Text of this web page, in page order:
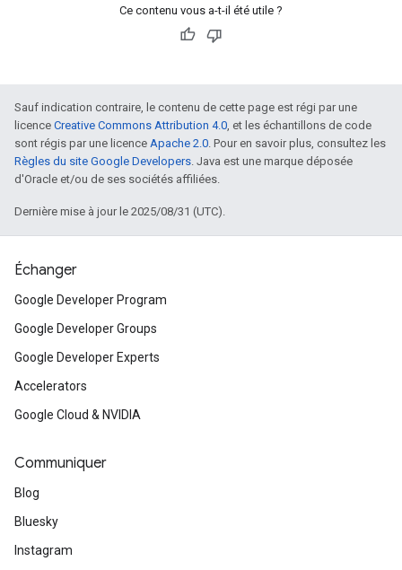
Ce contenu vous a-t-il été utile ?
Sauf indication contraire, le contenu de cette page est régi par une
licence Creative Commons Attribution 4.0 , et les échantillons de code
sont régis par une licence Apache 2.0 . Pour en savoir plus, consultez les
Règles du site Google Developers . Java est une marque déposée
d'Oracle et/ou de ses sociétés affiliées.
Dernière mise à jour le 2025/08/31 (UTC).
Échanger
Google Developer Program
Google Developer Groups
Google Developer Experts
Accelerators
Google Cloud & NVIDIA
Communiquer
Blog
Bluesky
Instagram